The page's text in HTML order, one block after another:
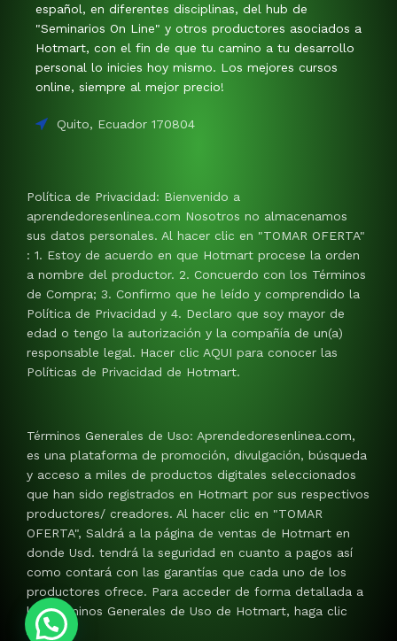
español, en diferentes disciplinas, del hub de
"Seminarios On Line" y otros productores asociados a
Hotmart, con el fin de que tu camino a tu desarrollo
personal lo inicies hoy mismo. Los mejores cursos
online, siempre al mejor precio!
Quito, Ecuador 170804
Política de Privacidad: Bienvenido a
aprendedoresenlinea.com Nosotros no almacenamos
sus datos personales. Al hacer clic en "TOMAR OFERTA"
: 1. Estoy de acuerdo en que Hotmart procese la orden
a nombre del productor. 2. Concuerdo con los Términos
de Compra; 3. Confirmo que he leído y comprendido la
Política de Privacidad y 4. Declaro que soy mayor de
edad o tengo la autorización y la compañía de un(a)
responsable legal. Hacer clic AQUI para conocer las
Políticas de Privacidad de Hotmart.
Términos Generales de Uso: Aprendedoresenlinea.com,
es una plataforma de promoción, divulgación, búsqueda
y acceso a miles de productos digitales seleccionados
que han sido registrados en Hotmart por sus respectivos
productores/ creadores. Al hacer clic en "TOMAR
OFERTA", Saldrá a la página de ventas de Hotmart en
donde Usd. tendrá la seguridad en cuanto a pagos así
como contará con las garantías que cada uno de los
productores ofrece. Para acceder de forma detallada a
los Términos Generales de Uso de Hotmart, haga clic
AQUI.